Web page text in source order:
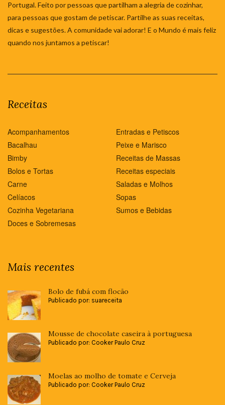
Portugal. Feito por pessoas que partilham a alegria de cozinhar,
para pessoas que gostam de petiscar. Partilhe as suas receitas,
dicas e sugestões. A comunidade vai adorar! E o Mundo é mais feliz
quando nos juntamos a petiscar!
Receitas
Acompanhamentos
Bacalhau
Bimby
Bolos e Tortas
Carne
Celíacos
Cozinha Vegetariana
Doces e Sobremesas
Entradas e Petiscos
Peixe e Marisco
Receitas de Massas
Receitas especiais
Saladas e Molhos
Sopas
Sumos e Bebidas
Mais recentes
Bolo de fubá com flocão
Publicado por: suareceita
Mousse de chocolate caseira à portuguesa
Publicado por: Cooker Paulo Cruz
Moelas ao molho de tomate e Cerveja
Publicado por: Cooker Paulo Cruz